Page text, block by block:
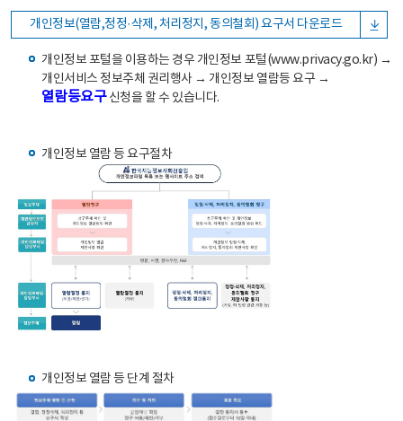
개인정보(열람,정정·삭제, 처리정지, 동의철회) 요구서 다운로드
개인정보 포털을 이용하는 경우 개인정보 포털(www.privacy.go.kr) →
개인서비스 정보주체 권리행사 → 개인정보 열람등 요구 →
열람등요구신청을 할 수 있습니다.
개인정보 열람 등 요구절차
개인정보 열람 등 단계 절차